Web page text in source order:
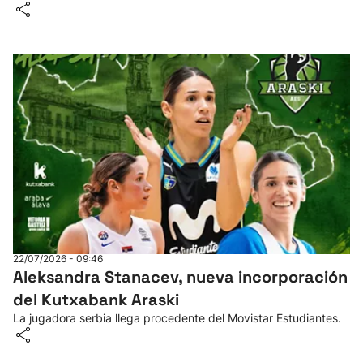
22/07/2026 - 09:46
Aleksandra Stanacev, nueva incorporación
del Kutxabank Araski
La jugadora serbia llega procedente del Movistar Estudiantes.